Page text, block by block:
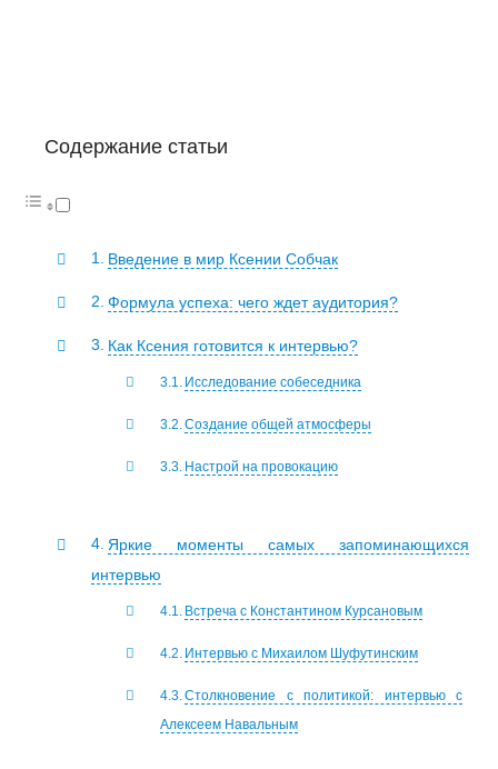
Содержание статьи
Введение в мир Ксении Собчак
Формула успеха: чего ждет аудитория?
Как Ксения готовится к интервью?
Исследование собеседника
Создание общей атмосферы
Настрой на провокацию
Яркие моменты самых запоминающихся
интервью
Встреча с Константином Курсановым
Интервью с Михаилом Шуфутинским
Столкновение с политикой: интервью с
Алексеем Навальным